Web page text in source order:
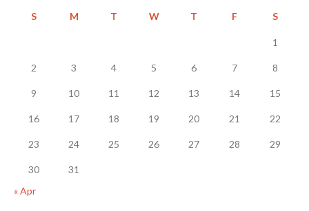
S M T W T F S
1
2 3 4 5 6 7 8
9 10 11 12 13 14 15
16 17 18 19 20 21 22
23 24 25 26 27 28 29
30
31
« Apr